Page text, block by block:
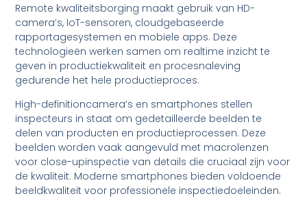
Remote kwaliteitsborging maakt gebruik van HD-
camera’s, IoT-sensoren, cloudgebaseerde
rapportagesystemen en mobiele apps. Deze
technologieën werken samen om realtime inzicht te
geven in productiekwaliteit en procesnaleving
gedurende het hele productieproces.
High-definitioncamera’s en smartphones stellen
inspecteurs in staat om gedetailleerde beelden te
delen van producten en productieprocessen. Deze
beelden worden vaak aangevuld met macrolenzen
voor close-upinspectie van details die cruciaal zijn voor
de kwaliteit. Moderne smartphones bieden voldoende
beeldkwaliteit voor professionele inspectiedoeleinden.